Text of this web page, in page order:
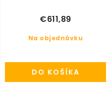
Na objednávku
€611,89
DO KOŠÍKA